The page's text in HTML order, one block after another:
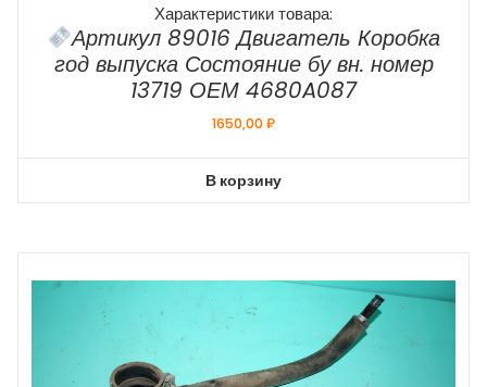
Характеристики товара:
Артикул 89016 Двигатель Коробка
год выпуска Состояние бу вн. номер
13719 ОЕМ 4680A087
1650,00₽
В корзину